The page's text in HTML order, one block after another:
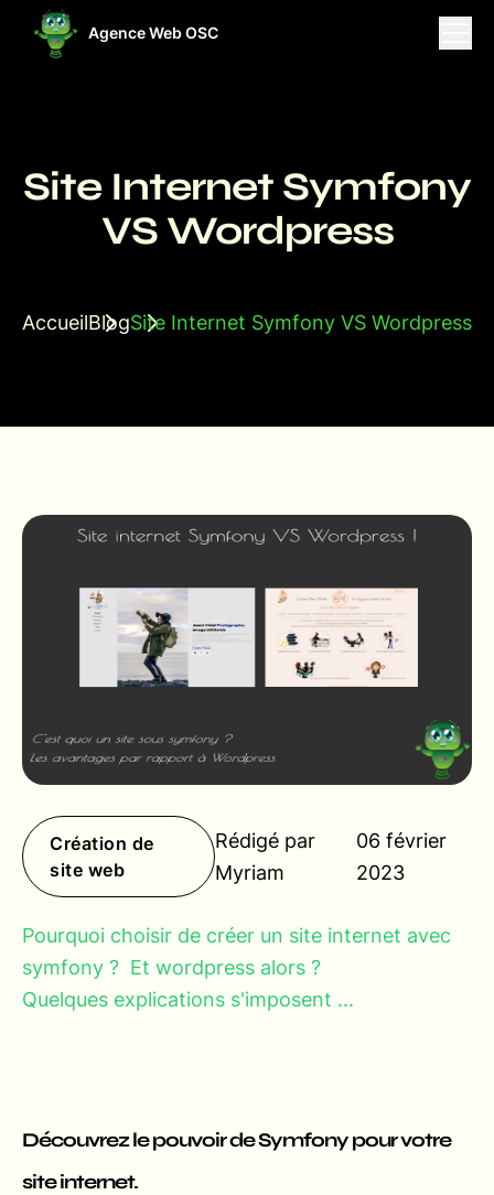
Agence Web OSC
Site Internet Symfony
VS Wordpress
AccueilBlogSite Internet Symfony VS Wordpress
Création de
site web
Rédigé par
Myriam
06 février
2023
Pourquoi choisir de créer un site internet avec
symfony ? Et wordpress alors ?
Quelques explications s'imposent ...
Découvrez le pouvoir de Symfony pour votre
site internet.